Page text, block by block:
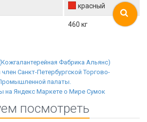
красный
460 кг
посмотреть